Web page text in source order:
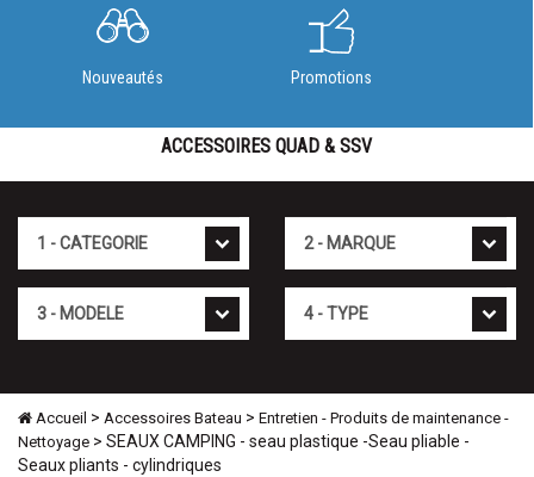
Nouveautés Promotions
ACCESSOIRES QUAD & SSV
Accueil > Accessoires Bateau > Entretien - Produits de maintenance -
Nettoyage > SEAUX CAMPING - seau plastique -Seau pliable -
Seaux pliants - cylindriques